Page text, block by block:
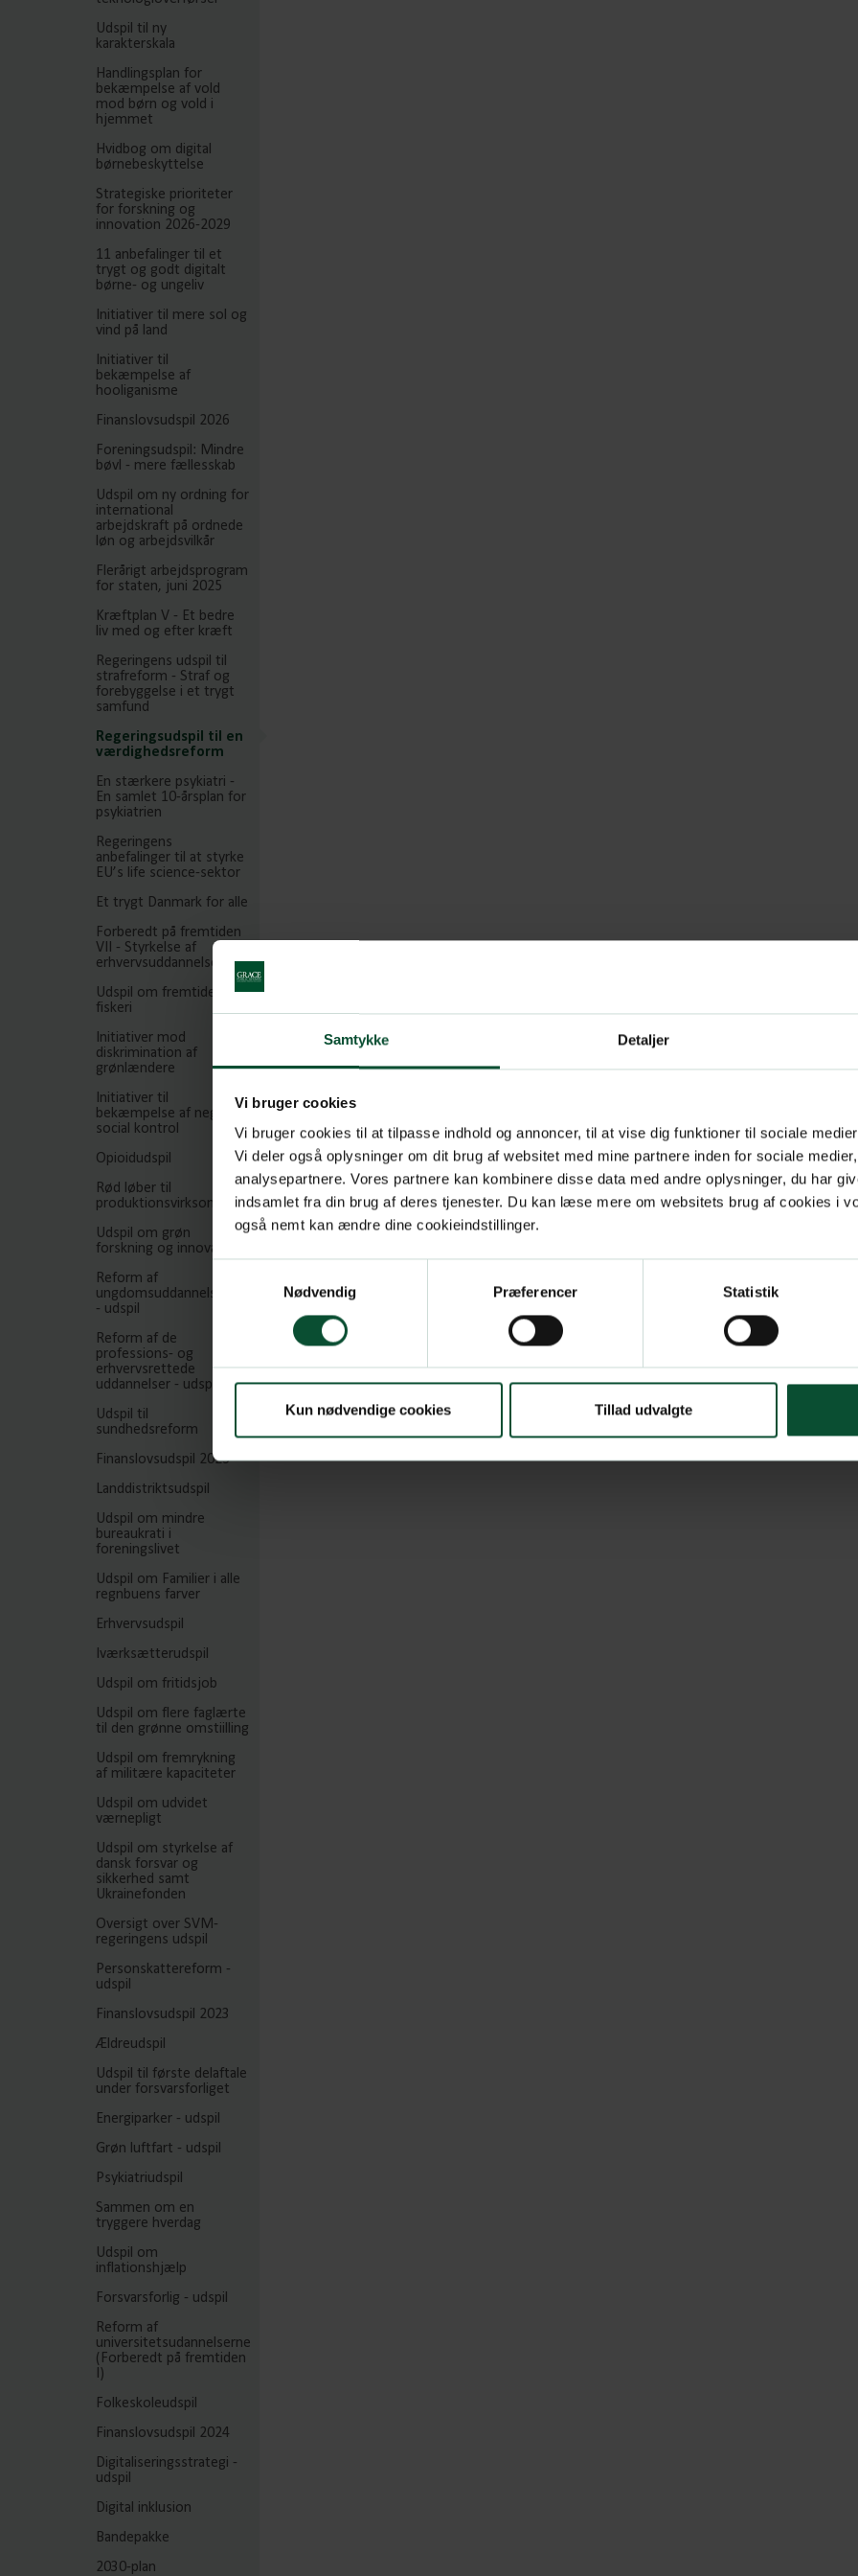
Samtykke Detaljer
Vi bruger cookies
Vi bruger cookies til at tilpasse indhold og annoncer, til at vise dig funktioner til sociale
Vi deler også oplysninger om dit brug af websitet med mine partnere inden for sociale
analysepartnere. Vores partnere kan kombinere disse data med andre oplysninger, du har
indsamlet fra din brug af deres tjenester. Du kan læse mere om websitets brug af cookies i
også nemt kan ændre dine cookieindstillinger.
Nødvendig
Præferencer Statistik
Kun nødvendige cookies Tillad udvalgte
Udspil til ny
karakterskala
Handlingsplan for
bekæmpelse af vold
mod børn og vold i
hjemmet
Hvidbog om digital
børnebeskyttelse
Strategiske prioriteter
for forskning og
innovation 2026-2029
11 anbefalinger til et
trygt og godt digitalt
børne- og ungeliv
Initiativer til mere sol og
vind på land
Initiativer til
bekæmpelse af
hooliganisme
Finanslovsudspil 2026
Foreningsudspil: Mindre
bøvl - mere fællesskab
Udspil om ny ordning for
international
arbejdskraft på ordnede
løn og arbejdsvilkår
Flerårigt arbejdsprogram
for staten, juni 2025
Kræftplan V - Et bedre
liv med og efter kræft
Regeringens udspil til
strafreform - Straf og
forebyggelse i et trygt
samfund
Regeringsudspil til en
værdighedsreform
En stærkere psykiatri -
En samlet 10-årsplan for
psykiatrien
Regeringens
anbefalinger til at styrke
EU’s life science-sektor
Et trygt Danmark for alle
Forberedt på fremtiden
VII - Styrkelse af
erhvervsuddannelserne
Udspil om fremtidens
fiskeri
Initiativer mod
diskrimination af
grønlændere
Initiativer til
bekæmpelse af negativ
social kontrol
Opioidudspil
Rød løber til
produktionsvirksomheder
Udspil om grøn
forskning og innovation
Reform af
ungdomsuddannelserne
- udspil
Reform af de
professions- og
erhvervsrettede
uddannelser - udspil
Udspil til
sundhedsreform
Finanslovsudspil 2025
Landdistriktsudspil
Udspil om mindre
bureaukrati i
foreningslivet
Udspil om Familier i alle
regnbuens farver
Erhvervsudspil
Iværksætterudspil
Udspil om fritidsjob
Udspil om flere faglærte
til den grønne omstiilling
Udspil om fremrykning
af militære kapaciteter
Udspil om udvidet
værnepligt
Udspil om styrkelse af
dansk forsvar og
sikkerhed samt
Ukrainefonden
Oversigt over SVM-
regeringens udspil
Personskattereform -
udspil
Finanslovsudspil 2023
Ældreudspil
Udspil til første delaftale
under forsvarsforliget
Energiparker - udspil
Grøn luftfart - udspil
Psykiatriudspil
Sammen om en
tryggere hverdag
Udspil om
inflationshjælp
Forsvarsforlig - udspil
Reform af
universitetsudannelserne
(Forberedt på fremtiden
I)
Folkeskoleudspil
Finanslovsudspil 2024
Digitaliseringsstrategi -
udspil
Digital inklusion
Bandepakke
2030-plan